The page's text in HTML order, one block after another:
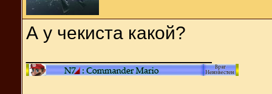
А у чекиста какой?